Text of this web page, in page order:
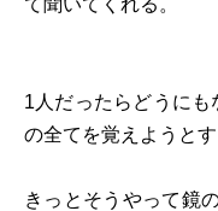
て聞いてくれる。
1人だったらどうに
の全てを覚えようとす
きっとそうやって鏡